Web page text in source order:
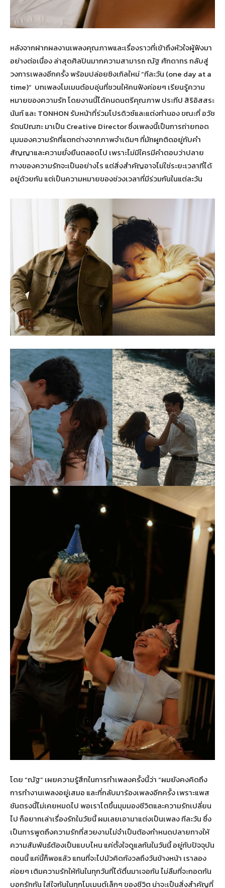
หลังจากฝากผลงานเพลงคุณภาพและเรื่องราวที่เข้าถึงหัวใจผู้ฟังมา
อย่างต่อเนื่อง ล่าสุดศิลปินมากความสามารถ ณัฐ ศักดาทร กลับสู่
วงการเพลงอีกครั้ง พร้อมปล่อยซิงเกิลใหม่ “ทีละวัน (one day at a
time)” บทเพลงโมเมนต์อบอุ่นที่ชวนให้คนฟังค่อยๆ เรียนรู้ความ
หมายของความรัก โดยงานนี้ได้คนดนตรีคุณภาพ ประทีป สิริอิสสระ
นันท์ และ TONHON รับหน้าที่ร่วมโปรดิวซ์และแต่งทำนอง ขณะที่ อวัช
รัตนปิณฑะ มาเป็น Creative Director ซึ่งเพลงนี้เป็นการถ่ายทอด
มุมมองความรักที่แตกต่างจากภาพจำเดิมๆ ที่มักผูกติดอยู่กับคำ
สัญญาและความยั่งยืนตลอดไป เพราะไม่มีใครมีคำตอบว่าปลาย
ทางของความรักจะเป็นอย่างไร แต่สิ่งสำคัญอาจไม่ใช่ระยะเวลาที่ได้
อยู่ด้วยกัน แต่เป็นความหมายของช่วงเวลาที่มีร่วมกันในแต่ละวัน
โดย “ณัฐ” เผยความรู้สึกในการทำเพลงครั้งนี้ว่า “ผมยังคงคิดถึง
การทำงานเพลงอยู่เสมอ และที่กลับมาร้องเพลงอีกครั้ง เพราะแพส
ชันตรงนี้ไม่เคยหมดไป พอเราโตขึ้นมุมมองชีวิตและความรักเปลี่ยน
ไป ก็อยากเล่าเรื่องรักในวัยนี้ ผมเลยเอามาแต่งเป็นเพลง ทีละวัน ซึ่ง
เป็นการพูดถึงความรักที่สวยงามไม่จำเป็นต้องกำหนดปลายทางให้
ความสัมพันธ์ต้องเป็นแบบไหน แค่ตั้งใจดูแลกันในวันนี้ อยู่กับปัจจุบัน
ตอนนี้ แค่นี้ก็พอแล้ว แทนที่จะไปมัวคิดกังวลถึงวันข้างหน้า เราลอง
ค่อยๆ เติมความรักให้กันในทุกวันที่ได้ตื่นมาเจอกัน ไม่ลืมที่จะกอดกัน
บอกรักกัน ใส่ใจกันในทุกโมเมนต์เล็กๆ ของชีวิต น่าจะเป็นสิ่งสำคัญที่